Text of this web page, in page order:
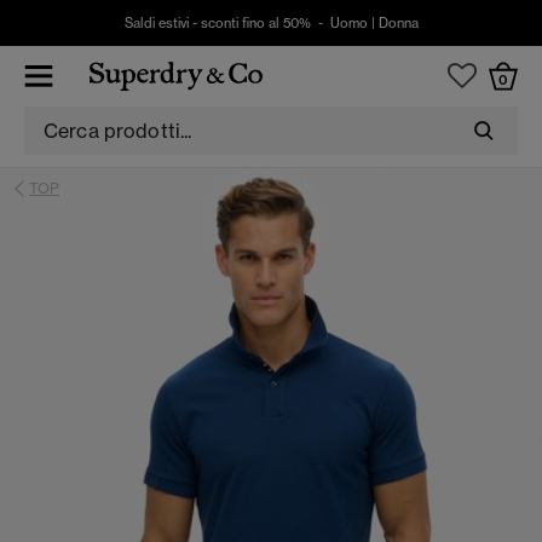
Saldi estivi - sconti fino al 50% - Uomo Donna
0
TOP